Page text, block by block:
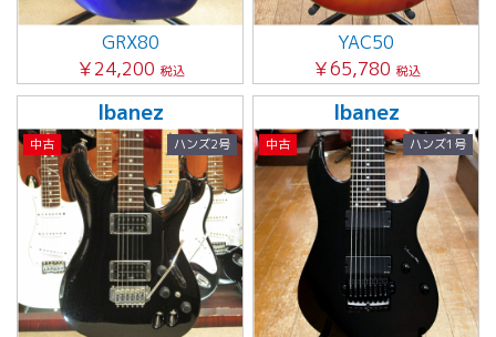
GRX80
￥24,200 税込
YAC50
￥65,780 税込
Ibanez
中古 ハンズ2号
Ibanez
中古 ハンズ1号